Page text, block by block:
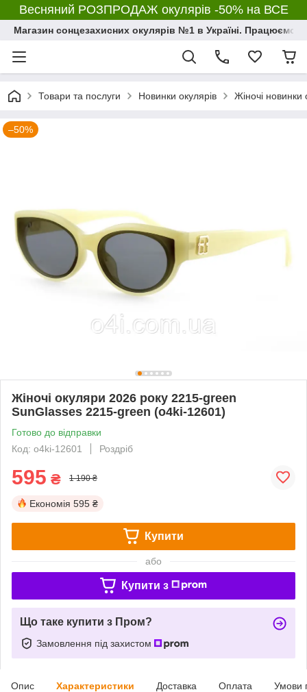
Весняний РОЗПРОДАЖ окулярів -50% на ВСЕ
Магазин сонцезахисних окулярів №1 в Україні. Працюємо з
Товари та послуги Новинки окулярів Жіночі новинки
–50%
Жіночі окуляри 2026 року 2215-green
SunGlasses 2215-green (o4ki-12601)
Готово до відправки
Код: o4ki-12601
Роздріб
595 ₴ 1 190 ₴
Економія 595 ₴
Купити
або
Купити з
Що таке купити з Пром?
Замовлення під захистом
Опис Характеристики Доставка Оплата Умови